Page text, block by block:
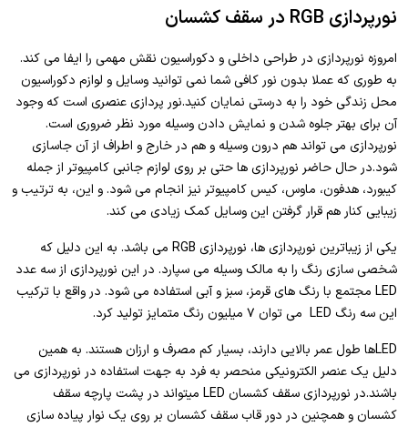
نورپردازی RGB در سقف کشسان
امروزه نورپردازی در طراحی داخلی و دکوراسیون نقش مهمی را ایفا می کند.
به طوری که عملا بدون نور کافی شما نمی توانید وسایل و لوازم دکوراسیون
محل زندگی خود را به درستی نمایان کنید.نور پردازی عنصری است که وجود
آن برای بهتر جلوه شدن و نمایش دادن وسیله مورد نظر ضروری است.
نورپردازی می تواند هم درون وسیله و هم در خارج و اطراف از آن جاسازی
شود.در حال حاضر نورپردازی ها حتی بر روی لوازم جانبی کامپیوتر از جمله
کیبورد، هدفون، ماوس، کیس کامپیوتر نیز انجام می شود. و این، به ترتیب و
زیبایی کنار هم قرار گرفتن این وسایل کمک زیادی می کند.
یکی از زیباترین نورپردازی ها، نورپردازی RGB می باشد. به این دلیل که
شخصی سازی رنگ را به مالک وسیله می سپارد. در این نورپردازی از سه عدد
LED مجتمع با رنگ های قرمز، سبز و آبی استفاده می شود. در واقع با ترکیب
این سه رنگ LED می توان ۷ میلیون رنگ متمایز تولید کرد.
LEDها طول عمر بالایی دارند، بسیار کم مصرف و ارزان هستند. به همین
دلیل یک عنصر الکترونیکی منحصر به فرد به جهت استفاده در نورپردازی می
باشند.در نورپردازی سقف کشسان LED میتواند در پشت پارچه سقف
کشسان و همچنین در دور قاب سقف کشسان بر روی یک نوار پیاده سازی